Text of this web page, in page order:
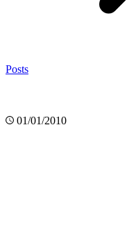
Posts
01/01/2010